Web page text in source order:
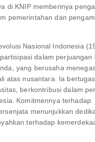
di KNIP memberinya
pemerintahan dan
Nasional Indonesia
dalam perjuangan
yang berusaha
atas nusantara. Ia
berkontribusi dalam
Komitmennya terhadap
menunjukkan
terhadap